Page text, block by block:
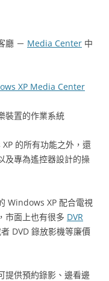
廳 － Media Center 中
XP Media Center
裝置的作業系統
的所有功能之外，還
及專為遙控器設計的操
Windows XP 配合電視
市面上也有很多 DVR
DVD 錄放影機等廉價
提供預約錄影、邊看邊